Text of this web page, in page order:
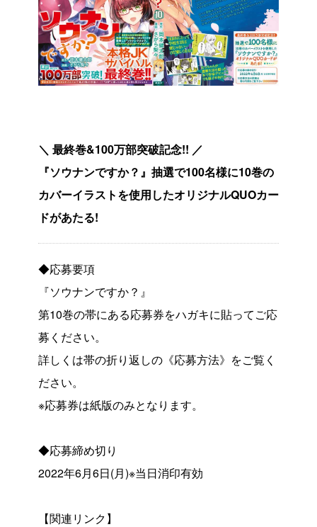
＼ 最終巻&100万部突破記念!! ／
『ソウナンですか？』抽選で100名様に10巻の
カバーイラストを使用したオリジナルQUOカー
ドがあたる!
◆応募要項
『ソウナンですか？』
第10巻の帯にある応募券をハガキに貼ってご応
募ください。
詳しくは帯の折り返しの《応募方法》をご覧く
ださい。
※応募券は紙版のみとなります。
◆応募締め切り
2022年6月6日(月)※当日消印有効
【関連リンク】